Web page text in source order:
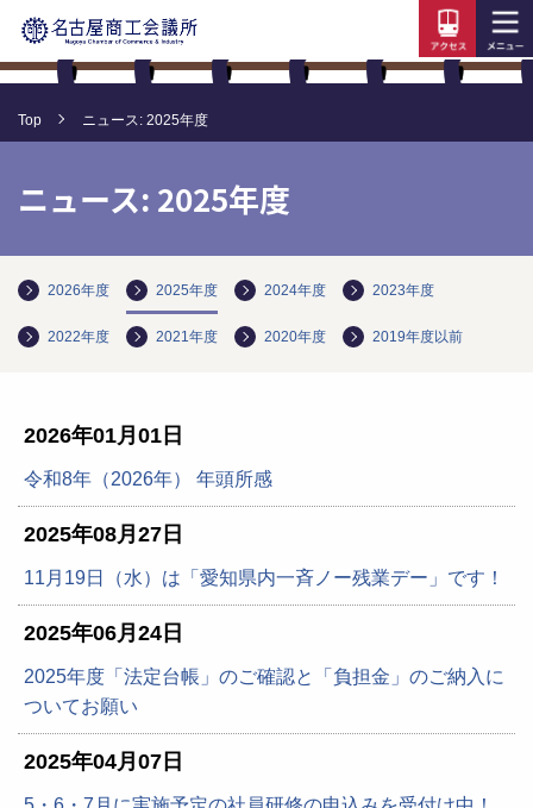
Top ニュース: 2025年度
ニュース: 2025年度
2026年度 2025年度 2024年度 2023年度
2022年度 2021年度 2020年度 2019年度以前
2026年01月01日
令和8年（2026年） 年頭所感
2025年08月27日
11月19日（水）は「愛知県内一斉ノー残業デー」です！
2025年06月24日
2025年度「法定台帳」のご確認と「負担金」のご納入に
ついてお願い
2025年04月07日